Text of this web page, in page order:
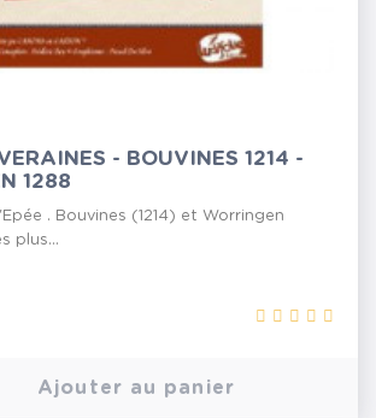
- BOUVINES 1214 -
1288
. Bouvines (1214) et Worringen
plus...
Ajouter au panier